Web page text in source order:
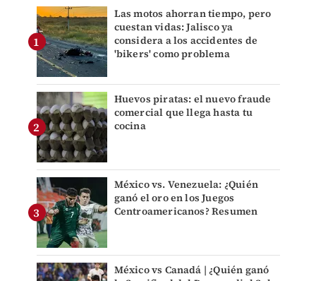
Las motos ahorran tiempo, pero
cuestan vidas: Jalisco ya
considera a los accidentes de
'bikers' como problema
Huevos piratas: el nuevo fraude
comercial que llega hasta tu
cocina
México vs. Venezuela: ¿Quién
ganó el oro en los Juegos
Centroamericanos? Resumen
México vs Canadá | ¿Quién ganó